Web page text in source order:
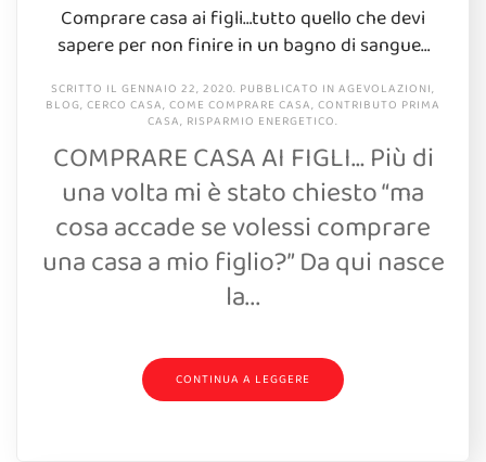
Comprare casa ai figli…tutto quello che devi
sapere per non finire in un bagno di sangue…
SCRITTO IL GENNAIO 22, 2020. PUBBLICATO IN AGEVOLAZIONI,
BLOG, CERCO CASA, COME COMPRARE CASA, CONTRIBUTO PRIMA
CASA, RISPARMIO ENERGETICO.
COMPRARE CASA AI FIGLI… Più di
una volta mi è stato chiesto “ma
cosa accade se volessi comprare
una casa a mio figlio?” Da qui nasce
la...
CONTINUA A LEGGERE